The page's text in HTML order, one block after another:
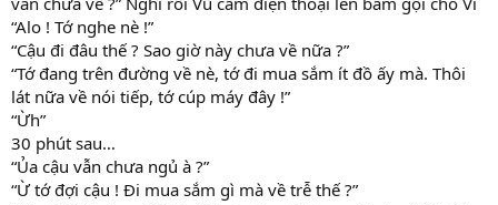
“Alo ! Tớ nghe nè !”
“Cậu đi đâu thế ? Sao giờ này chưa về nữa ?”
“Tớ đang trên đường về nè, tớ đi mua sắm ít đồ ấy mà. Thôi
lát nữa về nói tiếp, tớ cúp máy đây !”
“Ừh”
30 phút sau…
“Ủa cậu vẫn chưa ngủ à ?”
“Ừ tớ đợi cậu ! Đi mua sắm gì mà về trễ thế ?”